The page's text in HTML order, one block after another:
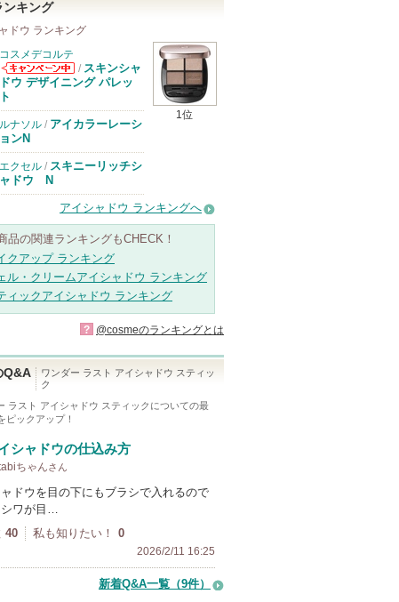
ンキング
ドウ ランキング
1位
コスメデコルテ
コスメデコルテ
からのお知らせ
/ スキンシャ
ドウ デザイニング パレッ
ト
ルナソル / アイカラーレーシ
ョンN
エクセル / スキニーリッチシ
ャドウ N
アイシャドウ ランキングへ
品の関連ランキングもCHECK！
クアップ ランキング
ル・クリームアイシャドウ ランキング
ィックアイシャドウ ランキング
? @cosmeのランキングとは
Q&A
ワンダー ラスト アイシャドウ スティッ
ク
ラスト アイシャドウ スティック についての最
ピックアップ！
シャドウの仕込み方
ちゃんさん
ドウを目の下にもブラシで入れるので
ワが目…
40 私も知りたい！ 0
2026/2/11 16:25
新着Q&A一覧（9件）